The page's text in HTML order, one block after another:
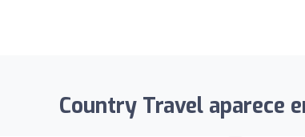
Country Travel aparece